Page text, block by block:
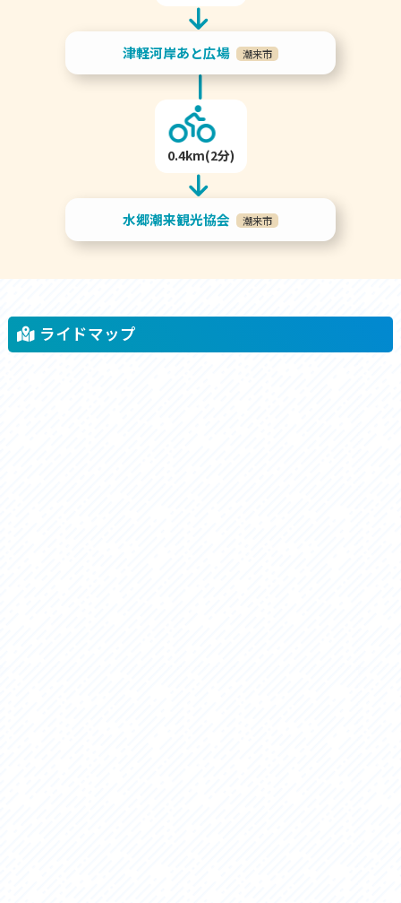
津軽河岸あと広場 潮来市
0.4km(2分)
水郷潮来観光協会 潮来市
ライドマップ